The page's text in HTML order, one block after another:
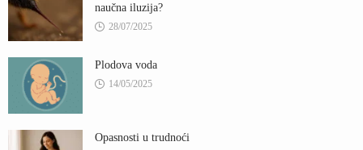
naučna iluzija?
28/07/2025
Plodova voda
14/05/2025
Opasnosti u trudnoći